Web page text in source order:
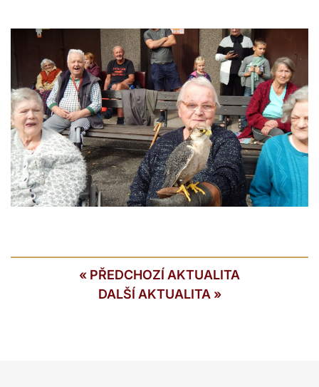
« PŘEDCHOZÍ AKTUALITA
DALŠÍ AKTUALITA »